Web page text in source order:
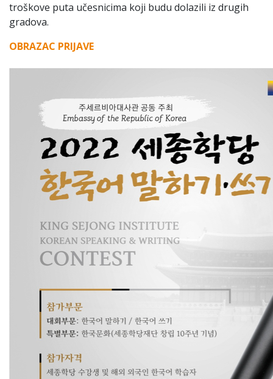
troškove puta učesnicima koji budu dolazili iz drugih
gradova.
OBRAZAC PRIJAVE